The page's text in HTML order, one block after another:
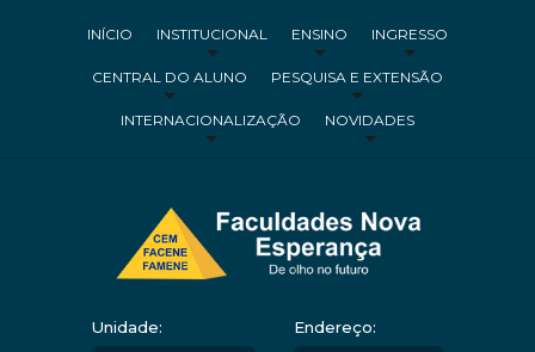
INÍCIO INSTITUCIONAL ENSINO INGRESSO
CENTRAL DO ALUNO PESQUISA E EXTENSÃO
INTERNACIONALIZAÇÃO NOVIDADES
Unidade: Endereço: